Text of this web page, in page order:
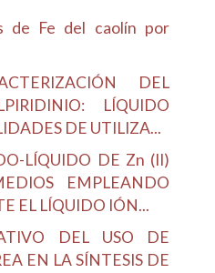
de Fe del caolín por
DEL
LÍQUIDO
DE UTILIZA...
LÍQUIDO DE Zn (II)
EMPLEANDO
EL LÍQUIDO IÓN...
DEL USO DE
EN LA SÍNTESIS DE